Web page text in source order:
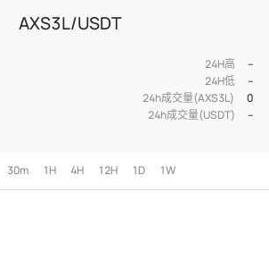
AXS3L/USDT
24H高
--
24H低
--
24h成交量(AXS3L)
0
24h成交量(USDT)
--
30m 1H 4H 12H 1D 1W